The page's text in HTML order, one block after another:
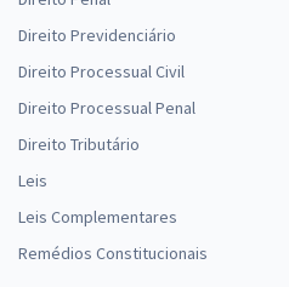
Direito Previdenciário
Direito Processual Civil
Direito Processual Penal
Direito Tributário
Leis
Leis Complementares
Remédios Constitucionais